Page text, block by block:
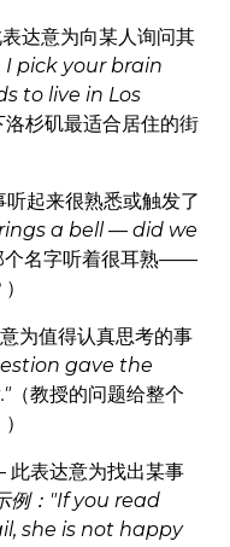
达意为向某人询问其
I pick your brain
to live in Los
杉矶最适合居住的街
起来很熟悉或触发了
a bell — did we
个名字听着很耳熟——
为值得认真思考的事
gave the
（教授的问题给整个
表达意为找出某事
例："If you read
she is not happy